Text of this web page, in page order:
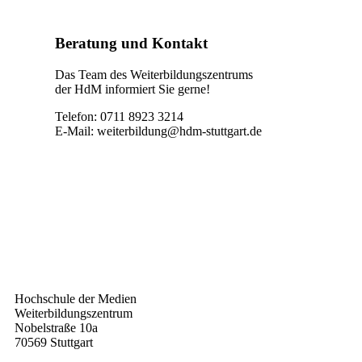
Beratung und Kontakt
Das Team des Weiterbildungszentrums
der HdM informiert Sie gerne!
Telefon: 0711 8923 3214
E-Mail: weiterbildung@hdm-stuttgart.de
Hochschule der Medien
Weiterbildungszentrum
Nobelstraße 10a
70569 Stuttgart